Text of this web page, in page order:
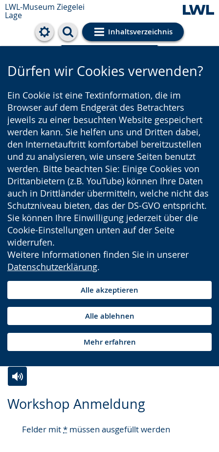
LWL-Museum Ziegelei
Lage
Inhaltsverzeichnis
Cookie-Einstellungen
Dürfen wir Cookies verwenden?
Ein Cookie ist eine Textinformation, die im
Browser auf dem Endgerät des Betrachters
jeweils zu einer besuchten Website gespeichert
werden kann. Sie helfen uns und Dritten dabei,
den Internetauftritt komfortabel bereitzustellen
und zu analysieren, wie unsere Seiten benutzt
werden. Bitte beachten Sie: Einige Cookies von
Drittanbietern (z.B. YouTube) können Ihre Daten
auch in Drittländer übermitteln, welche nicht das
Schutzniveau bieten, das der DS-GVO entspricht.
Sie können Ihre Einwilligung jederzeit über die
Cookie-Einstellungen unten auf der Seite
widerrufen.
Weitere Informationen finden Sie in unserer
Datenschutzerklärung.
Alle akzeptieren
Alle ablehnen
Mehr erfahren
Workshop Anmeldung
Felder mit* müssen ausgefüllt werden
Leichten
wechseln.
Audio-
Video
Deutscher